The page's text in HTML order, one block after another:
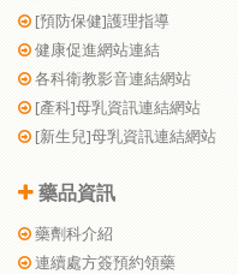
[預防保健]護理指導
健康促進網站連結
各科衛教影音連結網站
[產科]母乳資訊連結網站
[新生兒]母乳資訊連結網站
藥品資訊
藥劑科介紹
連續處方簽預約領藥